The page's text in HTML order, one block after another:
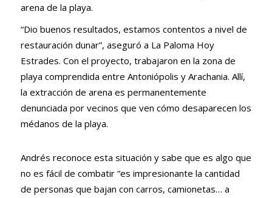
arena de la playa.
“Dio buenos resultados, estamos contentos a nivel de
restauración dunar”, aseguró a La Paloma Hoy
Estrades. Con el proyecto, trabajaron en la zona de
playa comprendida entre Antoniópolis y Arachania. Allí,
la extracción de arena es permanentemente
denunciada por vecinos que ven cómo desaparecen los
médanos de la playa.
Andrés reconoce esta situación y sabe que es algo que
no es fácil de combatir “es impresionante la cantidad
de personas que bajan con carros, camionetas… a